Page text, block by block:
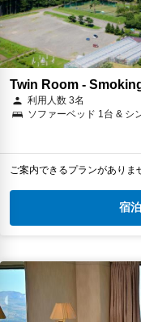
Twin Room -
利用人数 3名
ソファーベッド 1台 & シ
ご案内できるプランがありま
宿